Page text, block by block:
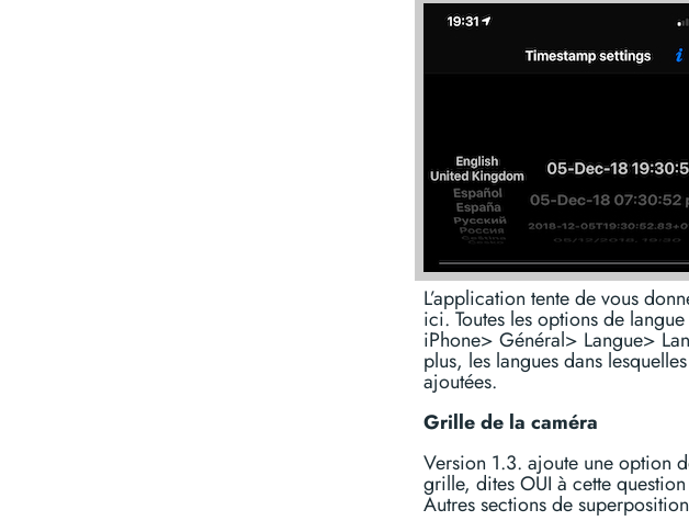
L’application tente de vous
ici. Toutes les options de
iPhone> Général> Langue>
plus, les langues dans
ajoutées.
Grille de la caméra
Version 1.3. ajoute une option
grille, dites OUI à cette
Autres sections de